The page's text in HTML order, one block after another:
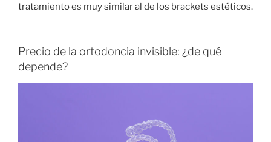
tratamiento es muy similar al de los brackets estéticos.
Precio de la ortodoncia invisible: ¿de qué
depende?